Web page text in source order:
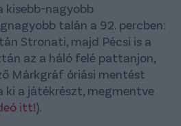
kisebb-nagyobb
talán a 92. percben:
Stronati, majd Pécsi is a
az a háló felé pattanjon,
Márkgráf óriási mentést
a játékrészt, megmentve
itt!).